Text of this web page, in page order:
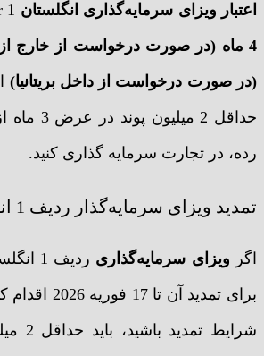
اعتبار ویزای سرمایه‌گذاری انگلستان
4 ماه (در صورت درخواست از خارج از کشور)
(در صورت درخواست از داخل بریتانیا)
حداقل 2
رده، در تجارت سرمایه گذاری کنید.
تمدید ویزای سرمایه‌گذار ردیف 1 انگلستان
اگر ویزای سرمایه‌گذاری
ردیف
برای تمدید آن